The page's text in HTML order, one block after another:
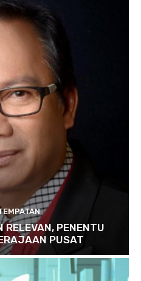
RELEVAN, PENENTU
PUSAT